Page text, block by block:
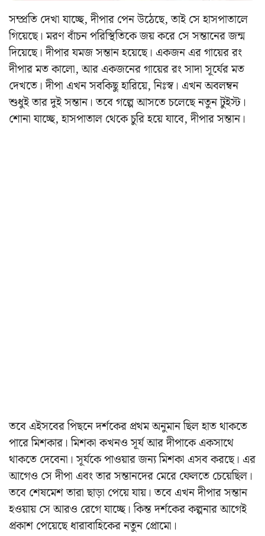
সম্প্রতি দেখা যাচ্ছে, দীপার পেন উঠেছে, তাই সে হাসপাতালে
গিয়েছে। মরণ বাঁচন পরিস্থিতিকে জয় করে সে সন্তানের জন্ম
দিয়েছে। দীপার যমজ সন্তান হয়েছে। একজন এর গায়ের রং
দীপার মত কালো, আর একজনের গায়ের রং সাদা সূর্যের মত
দেখতে। দীপা এখন সবকিছু হারিয়ে, নিঃস্ব। এখন অবলম্বন
শুধুই তার দুই সন্তান। তবে গল্পে আসতে চলেছে নতুন টুইস্ট।
শোনা যাচ্ছে, হাসপাতাল থেকে চুরি হয়ে যাবে, দীপার সন্তান।
তবে এইসবের পিছনে দর্শকের প্রথম অনুমান ছিল হাত থাকতে
পারে মিশকার। মিশকা কখনও সূর্য আর দীপাকে একসাথে
থাকতে দেবেনা। সূর্যকে পাওয়ার জন্য মিশকা এসব করছে। এর
আগেও সে দীপা এবং তার সন্তানদের মেরে ফেলতে চেয়েছিল।
তবে শেষমেশ তারা ছাড়া পেয়ে যায়। তবে এখন দীপার সন্তান
হওয়ায় সে আরও রেগে যাচ্ছে। কিন্ত দর্শকের কল্পনার আগেই
প্রকাশ পেয়েছে ধারাবাহিকের নতুন প্রোমো।